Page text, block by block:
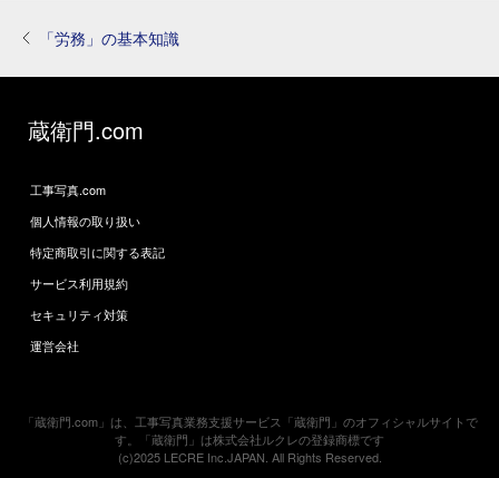
「労務」の基本知識
蔵衛門.com
工事写真.com
個人情報の取り扱い
特定商取引に関する表記
サービス利用規約
セキュリティ対策
運営会社
「蔵衛門.com」は、工事写真業務支援サービス「蔵衛門」のオフィシャルサイトで
す。「蔵衛門」は株式会社ルクレの登録商標です
(c)2025 LECRE Inc.JAPAN. All Rights Reserved.